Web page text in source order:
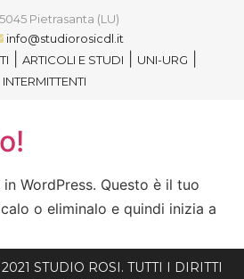
Pietrasanta (LU)
info@studiorosicdl.it
ARTICOLI E STUDI UNI-URG
INTERMITTENTI
WordPress. Questo è il tuo
o eliminalo e quindi inizia a
STUDIO ROSI. TUTTI I DIRITTI